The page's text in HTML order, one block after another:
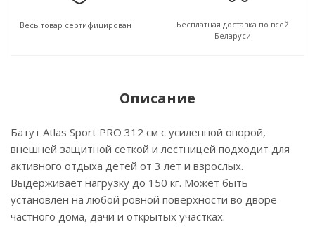
Весь товар сертифицирован
Бесплатная доставка по всей
Беларуси
Описание
Батут Atlas Sport PRO 312 см с усиленной опорой,
внешней защитной сеткой и лестницей подходит для
активного отдыха детей от 3 лет и взрослых.
Выдерживает нагрузку до 150 кг. Может быть
установлен на любой ровной поверхности во дворе
частного дома, дачи и открытых участках.